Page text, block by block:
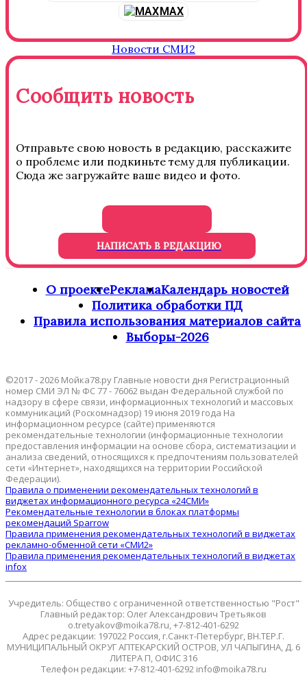
MAX
Новости СМИ2
Сообщить новость
Отправьте свою новость в редакцию, расскажите
о проблеме или подкиньте тему для публикации.
Сюда же загружайте ваше видео и фото.
НАПИСАТЬ В РЕДАКЦИЮ
О проектеРекламаКалендарь новостей
Политика обработки ПД
Правила использования материалов сайта
Выборы-2026
©2017 - 2026 Мойка78.ру Главные новости дня Регистрационный
номер СМИ ЭЛ № ФС 77 - 76062 выдан Федеральной службой по
надзору в сфере связи, информационных технологий и массовых
коммуникаций (Роскомнадзор) 19 июня 2019 года На
информационном ресурсе (сайте) применяются
рекомендательные технологии (информационные технологии
предоставления информации на основе сбора, систематизации и
анализа сведений, относящихся к предпочтениям пользователей
сети «Интернет», находящихся на территории Российской
Федерации).
Правила о применении рекомендательных технологий в
виджетах информационного ресурса «24СМИ»
Рекомендательные технологии в блоках платформы
рекомендаций Sparrow
Правила применения рекомендательных технологий в виджетах
рекламно-обменной сети «СМИ2»
Правила применения рекомендательных технологий в виджетах
infox
Учредитель: Общество с ограниченной ответственностью "Рост"
Главный редактор: Олег Александрович Третьяков
o.tretyakov@moika78.ru, +7-812-401-6292
Адрес редакции: 197022 Россия, г.Санкт-Петербург, ВН.ТЕР.Г.
МУНИЦИПАЛЬНЫЙ ОКРУГ АПТЕКАРСКИЙ ОСТРОВ, УЛ ЧАПЫГИНА, Д. 6
ЛИТЕРА П, ОФИС 316
Телефон редакции: +7-812-401-6292 info@moika78.ru